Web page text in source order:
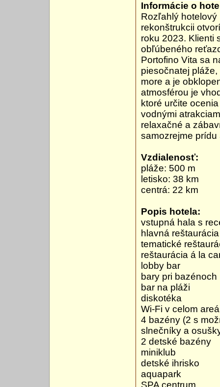
Informácie o
Rozľahlý hotelový
rekonštrukcii
roku 2023. Klienti
obľúbeného
Portofino Vita sa
piesočnatej
more a je
atmosférou je
ktoré určite
vodnými
relaxačné a
samozrejme
Vzdialenosť:
pláže: 500 m
letisko: 38 km
centrá: 22 km
Popis hotela:
vstupná hala s
hlavná reštaurácia
tematické
reštaurácia á la
lobby bar
bary pri bazénoch
bar na pláži
diskotéka
Wi-Fi v celom
4 bazény (2 s
slnečníky a
2 detské bazény
miniklub
detské ihrisko
aquapark